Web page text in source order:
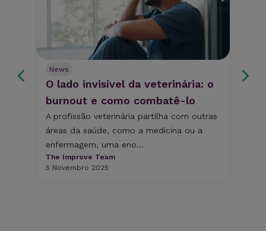
News
O lado invisível da veterinária: o
burnout e como combatê-lo
A profissão veterinária partilha com outras
áreas da saúde, como a medicina ou a
enfermagem, uma eno...
The Improve Team
5 Novembro 2025